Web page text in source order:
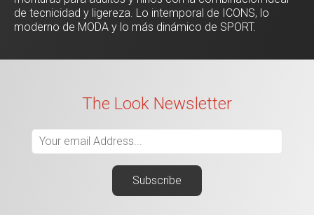
de tecnicidad y ligereza. Lo intemporal de ICONS, lo
moderno de MODA y lo más dinámico de SPORT.
The Look Newsletter